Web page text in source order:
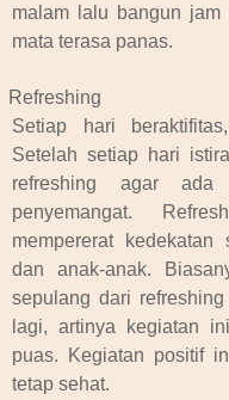
malam lalu bangun
mata terasa panas.
Refreshing
Setiap hari
Setelah setiap hari
refreshing agar
penyemangat.
mempererat
dan anak-anak.
sepulang dari
lagi, artinya kegiatan
puas. Kegiatan positif
tetap sehat.